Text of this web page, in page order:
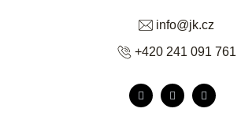
info@jk.cz
+420 241 091 761